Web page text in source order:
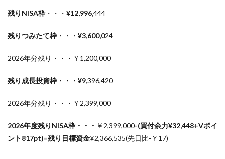
残りNISA枠 ・・・ ¥12,996,444
残りつみたて枠 ・・・ ¥3,600,024
2026年分残り・・・￥1,200,000
残り成長投資枠・・・¥9,396,420
2026年分残り・・・￥2,399,000
2026年度残りNISA枠・・・ ￥2,399,000-(買付余力¥32,448+Vポイ
ント817pt)=残り目標資金¥2,366,535(先日比-￥17)